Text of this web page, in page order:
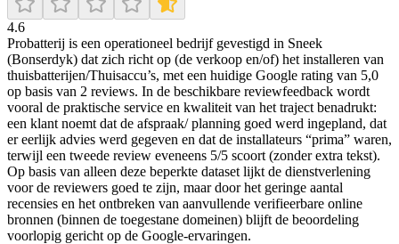
4.6
Probatterij is een operationeel bedrijf gevestigd in Sneek
(Bonserdyk) dat zich richt op (de verkoop en/of) het installeren van
thuisbatterijen/Thuisaccu’s, met een huidige Google rating van 5,0
op basis van 2 reviews. In de beschikbare reviewfeedback wordt
vooral de praktische service en kwaliteit van het traject benadrukt:
een klant noemt dat de afspraak/ planning goed werd ingepland, dat
er eerlijk advies werd gegeven en dat de installateurs “prima” waren,
terwijl een tweede review eveneens 5/5 scoort (zonder extra tekst).
Op basis van alleen deze beperkte dataset lijkt de dienstverlening
voor de reviewers goed te zijn, maar door het geringe aantal
recensies en het ontbreken van aanvullende verifieerbare online
bronnen (binnen de toegestane domeinen) blijft de beoordeling
voorlopig gericht op de Google-ervaringen.